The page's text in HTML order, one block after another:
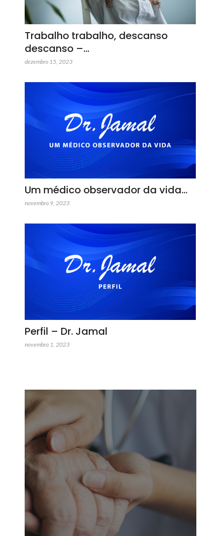
Trabalho trabalho, descanso
descanso –…
dezembro 15, 2023
Um médico observador da vida…
novembro 9, 2023
Perfil – Dr. Jamal
novembro 1, 2023